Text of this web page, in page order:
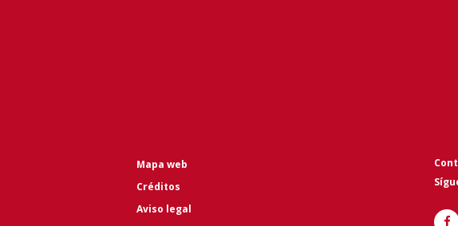
Mapa web
Créditos
Aviso legal